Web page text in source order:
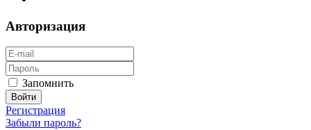
Авторизация
Запомнить
Регистрация
Забыли пароль?